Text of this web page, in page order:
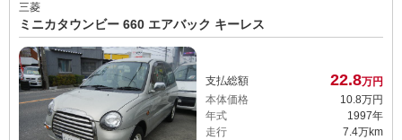
三菱
ミニカタウンビー 660 エアバック キーレス
支払総額 22.8万円
本体価格
10. 8万円
年式
1997年
走行
7.4万km